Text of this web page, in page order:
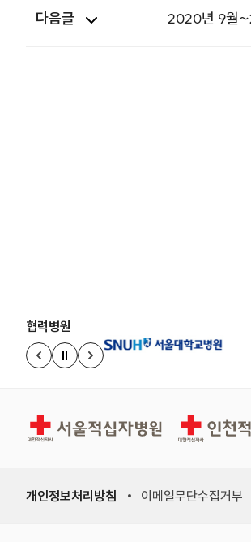
다음글 2020년 9월
협력병원
이전 슬라이드
정지
다음 슬라이드
서울적십자병원 인천적십자병
개인정보처리방침 이메일무단수집거부